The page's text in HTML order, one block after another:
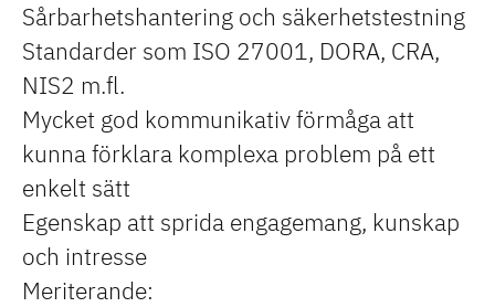
Sårbarhetshantering och säkerhetstestning
Standarder som ISO 27001, DORA, CRA,
NIS2 m.fl.
Mycket god kommunikativ förmåga att
kunna förklara komplexa problem på ett
enkelt sätt
Egenskap att sprida engagemang, kunskap
och intresse
Meriterande: